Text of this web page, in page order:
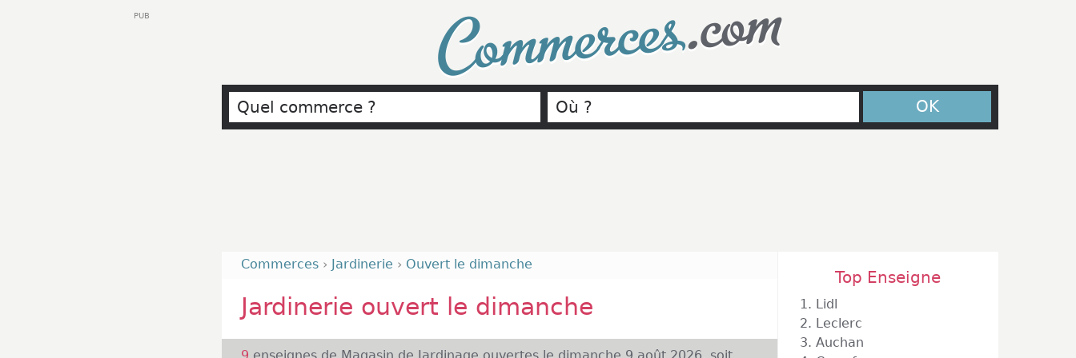
Commerces.com
OK
Commerces › Jardinerie › Ouvert le dimanche
Jardinerie ouvert le dimanche
Top Enseigne
1. Lidl
2. Leclerc
3. Auchan
PUB